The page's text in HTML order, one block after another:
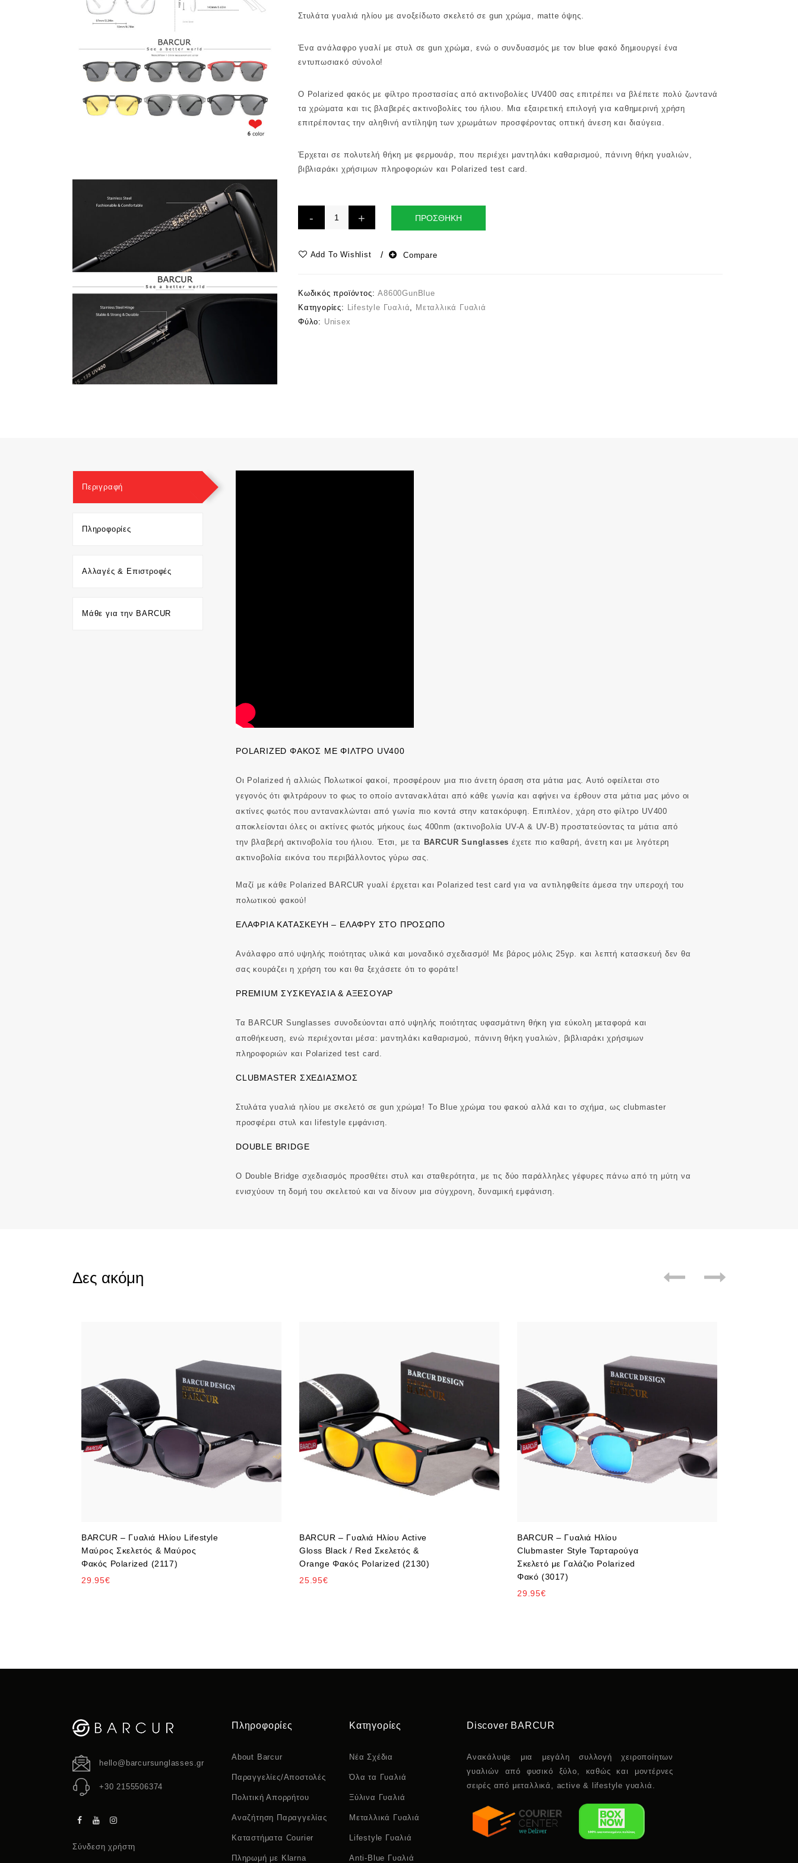
Στυλάτα γυαλιά ηλίου με ανοξείδωτο σκελετό σε gun χρώμα, matte όψης.
Ένα ανάλαφρο γυαλί με στυλ σε gun χρώμα, ενώ ο συνδυασμός με τον blue φακό δημιουργεί ένα
εντυπωσιακό σύνολο!
Ο Polarized φακός με φίλτρο προστασίας από ακτινοβολίες UV400 σας επιτρέπει να βλέπετε πολύ ζωντανά
τα χρώματα και τις βλαβερές ακτινοβολίες του ήλιου. Μια εξαιρετική επιλογή για καθημερινή χρήση
επιτρέποντας την αληθινή αντίληψη των χρωμάτων προσφέροντας οπτική άνεση και διαύγεια.
Έρχεται σε πολυτελή θήκη με φερμουάρ, που περιέχει μαντηλάκι καθαρισμού, πάνινη θήκη γυαλιών,
βιβλιαράκι χρήσιμων πληροφοριών και Polarized test card.
ΠΡΟΣΘΗΚΗ
Add To Wishlist Compare
Κωδικός προϊόντος:A8600GunBlue
Κατηγορίες: Lifestyle Γυαλιά
Μεταλλικά Γυαλιά
Φύλο: Unisex
Περιγραφή
Πληροφορίες
Αλλαγές & Επιστροφές
Μάθε για την BARCUR
POLARIZED ΦΑΚΌΣ ΜΕ ΦΊΛΤΡΟ UV400
Οι Polarized ή αλλιώς Πολωτικοί φακοί, προσφέρουν μια πιο άνετη όραση στα μάτια μας. Αυτό οφείλεται στο
γεγονός ότι φιλτράρουν το φως το οποίο αντανακλάται από κάθε γωνία και αφήνει να έρθουν στα μάτια μας μόνο οι
ακτίνες φωτός που αντανακλώνται από γωνία πιο κοντά στην κατακόρυφη. Επιπλέον, χάρη στο φίλτρο UV400
αποκλείονται όλες οι ακτίνες φωτός μήκους έως 400nm (ακτινοβολία UV-A & UV-B) προστατεύοντας τα μάτια από
την βλαβερή ακτινοβολία του ήλιου. Έτσι, με τα BARCUR Sunglasses έχετε πιο καθαρή, άνετη και με λιγότερη
ακτινοβολία εικόνα του περιβάλλοντος γύρω σας.
Μαζί με κάθε Polarized BARCUR γυαλί έρχεται και Polarized test card για να αντιληφθείτε άμεσα την υπεροχή του
πολωτικού φακού!
ΕΛΑΦΡΙΆ ΚΑΤΑΣΚΕΥΉ – ΕΛΑΦΡΎ ΣΤΟ ΠΡΌΣΩΠΟ
Ανάλαφρο από υψηλής ποιότητας υλικά και μοναδικό σχεδιασμό! Με βάρος μόλις 25γρ. και λεπτή κατασκευή δεν θα
σας κουράζει η χρήση του και θα ξεχάσετε ότι το φοράτε!
PREMIUM ΣΥΣΚΕΥΑΣΊΑ & ΑΞΕΣΟΥΆΡ
Τα BARCUR Sunglasses συνοδεύονται από υψηλής ποιότητας υφασμάτινη θήκη για εύκολη μεταφορά και
αποθήκευση, ενώ περιέχονται μέσα: μαντηλάκι καθαρισμού, πάνινη θήκη γυαλιών, βιβλιαράκι χρήσιμων
πληροφοριών και Polarized test card.
CLUBMASTER ΣΧΕΔΙΑΣΜΌΣ
Στυλάτα γυαλιά ηλίου με σκελετό σε gun χρώμα! To Blue χρώμα του φακού αλλά και το σχήμα, ως clubmaster
προσφέρει στυλ και lifestyle εμφάνιση.
DOUBLE BRIDGE
Ο Double Bridge σχεδιασμός προσθέτει στυλ και σταθερότητα, με τις δύο παράλληλες γέφυρες πάνω από τη μύτη να
ενισχύουν τη δομή του σκελετού και να δίνουν μια σύγχρονη, δυναμική εμφάνιση.
Δες ακόμη
BARCUR – Γυαλιά Ηλίου Lifestyle
Μαύρος Σκελετός & Μαύρος
Φακός Polarized (2117)
29.95€
BARCUR – Γυαλιά Ηλίου Active
Gloss Black / Red Σκελετός &
Orange Φακός Polarized (2130)
25.95€
BARCUR – Γυαλιά Ηλίου
Clubmaster Style Ταρταρούγα
Σκελετό με Γαλάζιο Polarized
Φακό (3017)
29.95€
hello@barcursunglasses.gr
+30 2155506374
Σύνδεση χρήστη
Πληροφορίες
About Barcur
Παραγγελίες/Αποστολές
Πολιτική Απορρήτου
Αναζήτηση Παραγγελίας
Καταστήματα Courier
Πληρωμή με Klarna
Κατηγορίες
Νέα Σχέδια
Όλα τα Γυαλιά
Ξύλινα Γυαλιά
Μεταλλικά Γυαλιά
Lifestyle Γυαλιά
Anti-Blue Γυαλιά
Discover BARCUR
Ανακάλυψε μια μεγάλη συλλογή χειροποίητων
γυαλιών από φυσικό ξύλο, καθώς και μοντέρνες
σειρές από μεταλλικά, active & lifestyle γυαλιά.